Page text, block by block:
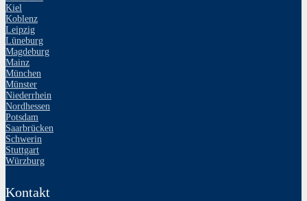
Kiel
Koblenz
Leipzig
Lüneburg
Magdeburg
Mainz
München
Münster
Niederrhein
Nordhessen
Potsdam
Saarbrücken
Schwerin
Stuttgart
Würzburg
Kontakt